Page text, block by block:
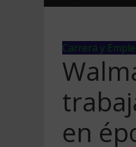
Carrera y
en